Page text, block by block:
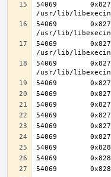
54069
54069
54069
54069